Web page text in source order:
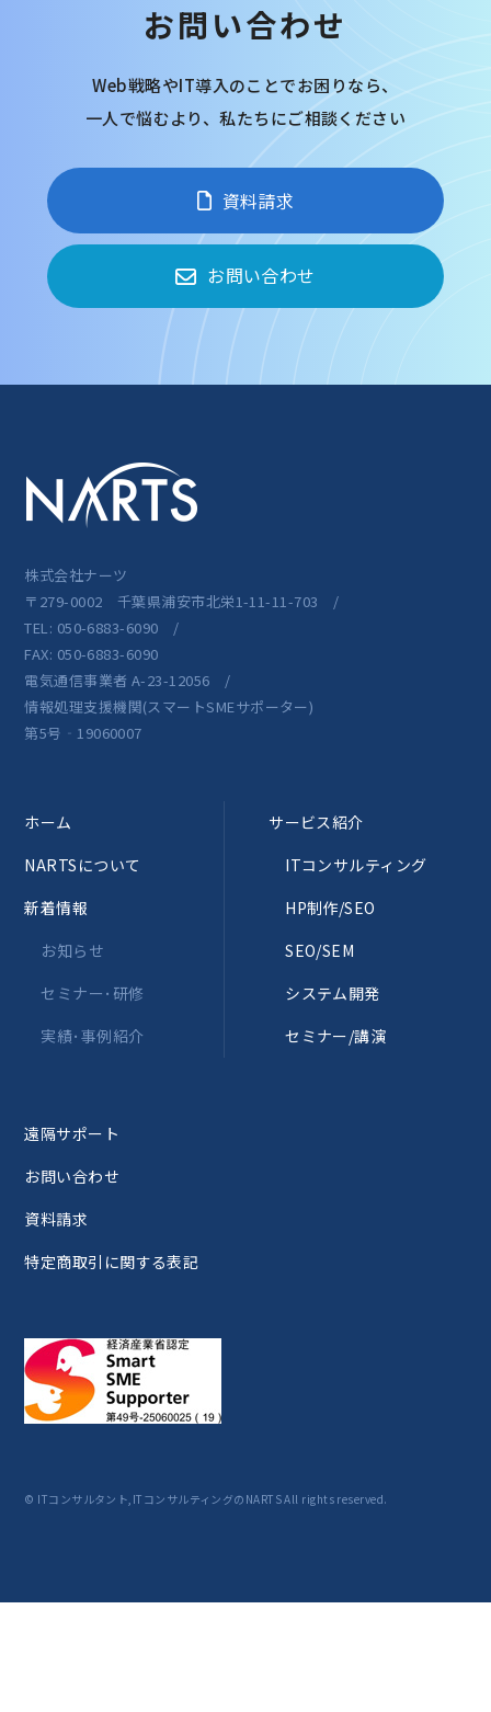
お問い合わせ
Web戦略やIT導入のことでお困りなら、
一人で悩むより、私たちにご相談ください
資料請求
お問い合わせ
株式会社ナーツ
〒279-0002 千葉県浦安市北栄1-11-11-703 /
TEL: 050-6883-6090 /
FAX: 050-6883-6090
電気通信事業者 A-23-12056 /
情報処理支援機関(スマートSMEサポーター)
第5号‐19060007
ホーム
NARTSについて
新着情報
お知らせ
セミナー･研修
実績･事例紹介
サービス紹介
ITコンサルティング
HP制作/SEO
SEO/SEM
システム開発
セミナー/講演
遠隔サポート
お問い合わせ
資料請求
特定商取引に関する表記
© ITコンサルタント,ITコンサルティングのNARTS All rights reserved.